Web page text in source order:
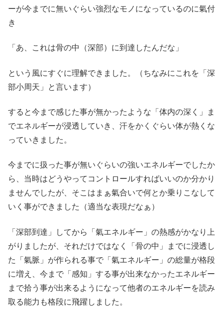
ーが今までに無いぐらい強烈なモノになっているのに氣付
き
「あ、これは骨の中（深部）に到達したんだな」
という風にすぐに理解できました。（ちなみにこれを「深
部小周天」と言います）
すると今まで感じた事が無かったような「体内の深く」ま
でエネルギーが浸透していき、汗をかくぐらい体が熱くな
っていきました。
今までに扱った事が無いぐらいの強いエネルギーでしたか
ら、当時はどうやってコントロールすればいいのか分かり
ませんでしたが、そこはまぁ氣合いで何とか乗りこなして
いく事ができました（適当な表現だなぁ）
「深部到達」してから「氣エネルギー」の熱感がかなり上
がりましたが、それだけではなく「骨の中」までに浸透し
た「氣脈」が作られる事で「氣エネルギー」の総量が格段
に増え、今まで「感知」する事が出来なかったエネルギー
まで拾う事が出来るようになって他者のエネルギーを読み
取る能力も格段に飛躍しました。